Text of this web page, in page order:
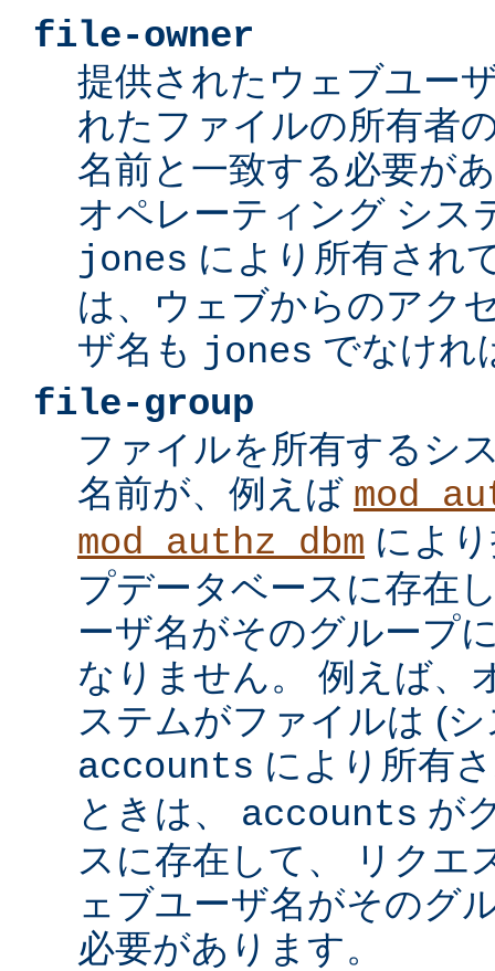
file-owner
提供されたウェブユー
れたファイルの所有者
名前と一致する必要が
オペレーティング シス
jones により所有され
は、ウェブからのアク
ザ名も jones でなけれ
file-group
ファイルを所有するシ
名前が、例えば
mod_authz_dbm によ
プデータベースに存在
ーザ名がそのグループ
なりません。 例えば、
ステムがファイルは (
accounts により所有
ときは、 accounts が
スに存在して、 リクエ
ェブユーザ名がそのグ
必要があります。